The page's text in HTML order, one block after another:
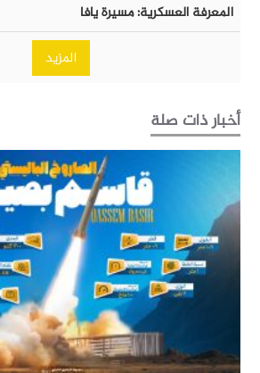
المعرفة العسكرية: مسيرة يافا
المزيد
أخبار ذات صلة